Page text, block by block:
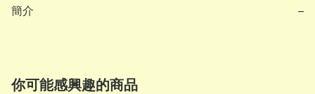
簡介 −
你可能感興趣的商品